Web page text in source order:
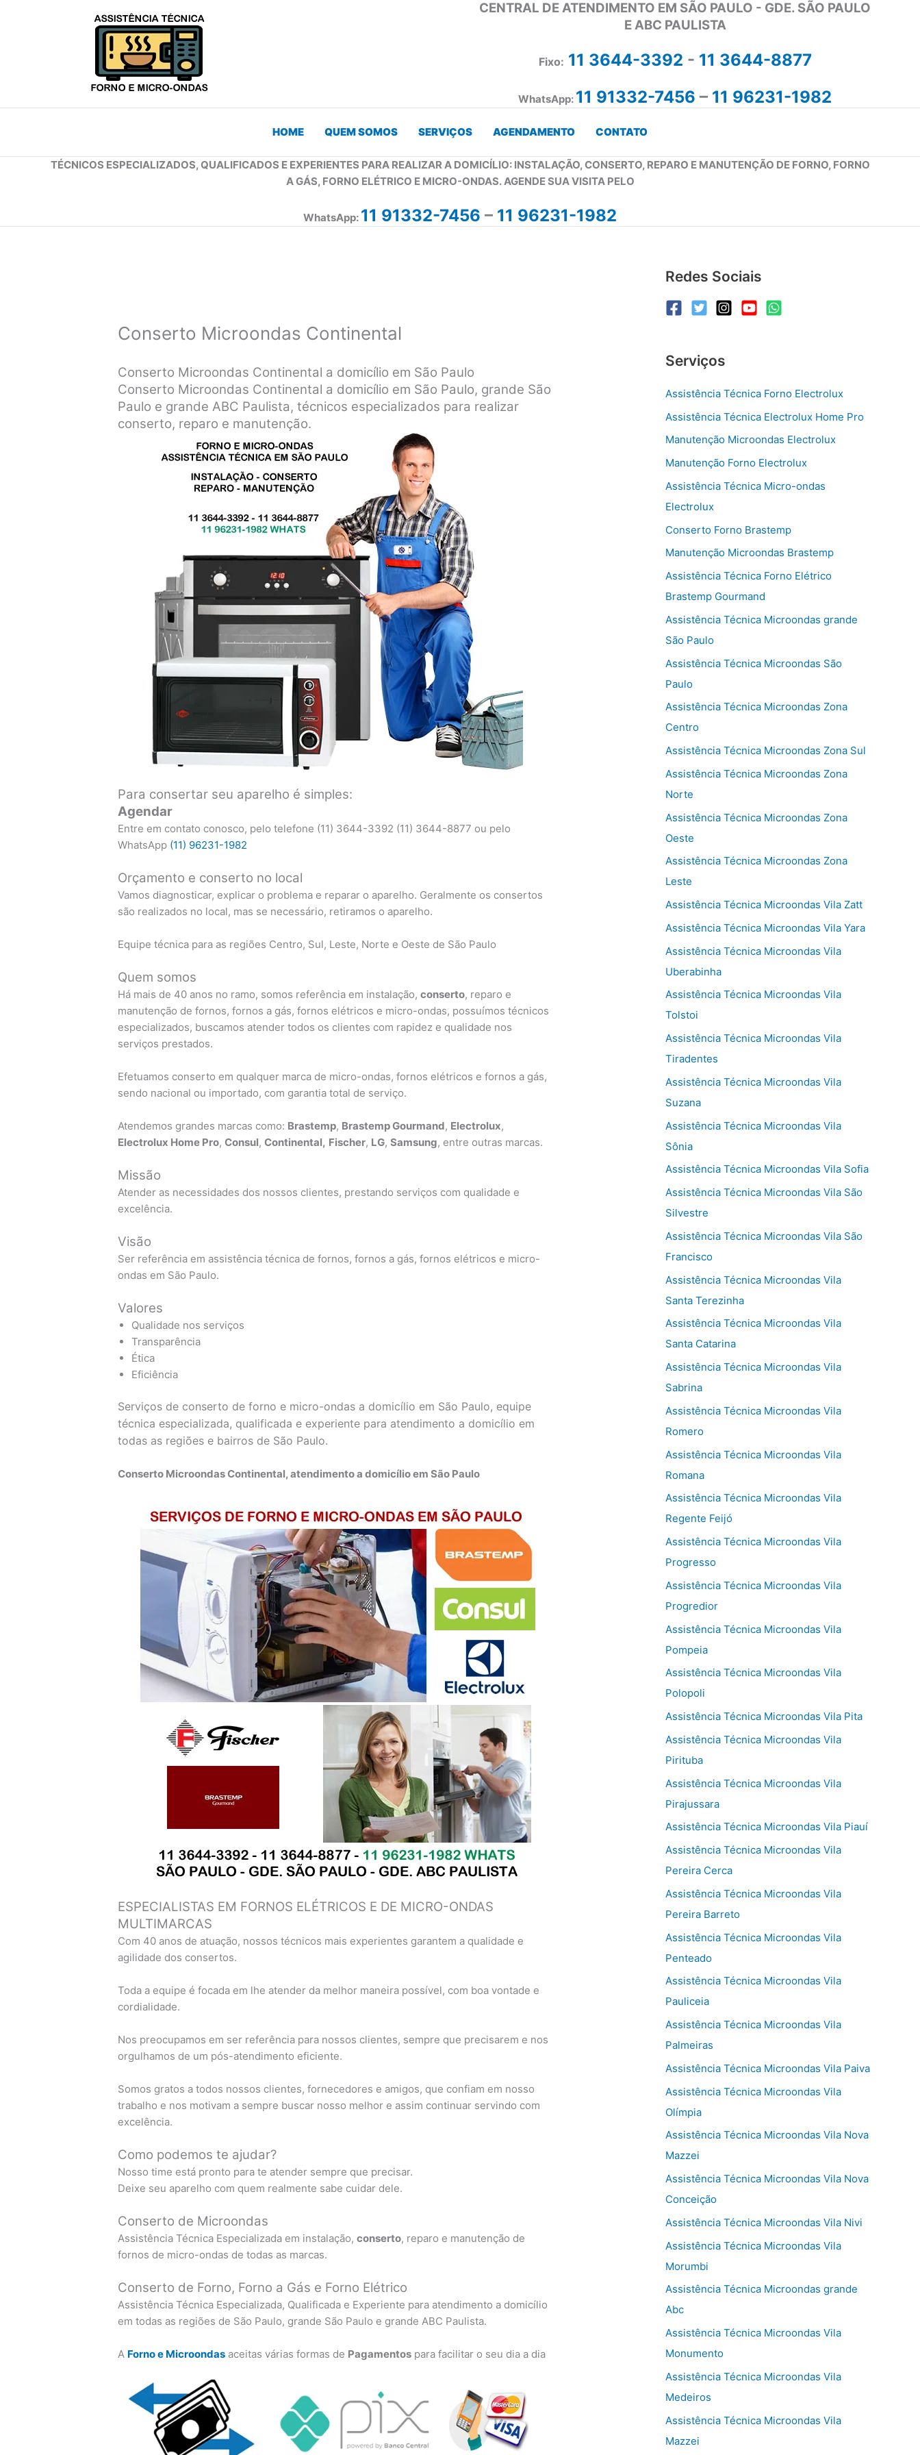
CENTRAL DE ATENDIMENTO EM SÃO PAULO - GDE. SÃO PAULO
E ABC PAULISTA
Fixo: 11 3644-3392 - 11 3644-8877
WhatsApp: 11 91332-7456 – 11 96231-1982
HOME QUEM SOMOS SERVIÇOS AGENDAMENTO CONTATO
TÉCNICOS ESPECIALIZADOS, QUALIFICADOS E EXPERIENTES PARA REALIZAR A DOMICÍLIO: INSTALAÇÃO, CONSERTO, REPARO E MANUTENÇÃO DE FORNO, FORNO
A GÁS, FORNO ELÉTRICO E MICRO-ONDAS. AGENDE SUA VISITA PELO
WhatsApp: 11 91332-7456 – 11 96231-1982
Conserto Microondas Continental
Conserto Microondas Continental a domicílio em São Paulo
Conserto Microondas Continental a domicílio em São Paulo, grande São
Paulo e grande ABC Paulista, técnicos especializados para realizar
conserto, reparo e manutenção.
Para consertar seu aparelho é simples:
Agendar
Entre em contato conosco, pelo telefone (11) 3644-3392 (11) 3644-8877 ou pelo
WhatsApp (11) 96231-1982
Orçamento e conserto no local
Vamos diagnosticar, explicar o problema e reparar o aparelho. Geralmente os consertos
são realizados no local, mas se necessário, retiramos o aparelho.
Equipe técnica para as regiões Centro, Sul, Leste, Norte e Oeste de São Paulo
Quem somos
Há mais de 40 anos no ramo, somos referência em instalação,conserto, reparo e
manutenção de fornos, fornos a gás, fornos elétricos e micro-ondas, possuímos técnicos
especializados, buscamos atender todos os clientes com rapidez e qualidade nos
serviços prestados.
Efetuamos conserto em qualquer marca de micro-ondas, fornos elétricos e fornos a gás,
sendo nacional ou importado, com garantia total de serviço.
Atendemos grandes marcas como: Brastemp, Brastemp Gourmand, Electrolux,
Electrolux Home Pro,Consul,Continental, Fischer, LG,Samsung, entre outras marcas.
Missão
Atender as necessidades dos nossos clientes, prestando serviços com qualidade e
excelência.
Visão
Ser referência em assistência técnica de fornos, fornos a gás, fornos elétricos e micro-
ondas em São Paulo.
Valores
Qualidade nos serviços
Transparência
Ética
Eficiência
Serviços de conserto de forno e micro-ondas a domicílio em São Paulo, equipe
técnica especializada, qualificada e experiente para atendimento a domicílio em
todas as regiões e bairros de São Paulo.
Conserto Microondas Continental, atendimento a domicílio em São Paulo
ESPECIALISTAS EM FORNOS ELÉTRICOS E DE MICRO-ONDAS
MULTIMARCAS
Com 40 anos de atuação, nossos técnicos mais experientes garantem a qualidade e
agilidade dos consertos.
Toda a equipe é focada em lhe atender da melhor maneira possível, com boa vontade e
cordialidade.
Nos preocupamos em ser referência para nossos clientes, sempre que precisarem e nos
orgulhamos de um pós-atendimento eficiente.
Somos gratos a todos nossos clientes, fornecedores e amigos, que confiam em nosso
trabalho e nos motivam a sempre buscar nosso melhor e assim continuar servindo com
excelência.
Como podemos te ajudar?
Nosso time está pronto para te atender sempre que precisar.
Deixe seu aparelho com quem realmente sabe cuidar dele.
Conserto de Microondas
Assistência Técnica Especializada em instalação,conserto, reparo e manutenção de
fornos de micro-ondas de todas as marcas.
Conserto de Forno, Forno a Gás e Forno Elétrico
Assistência Técnica Especializada, Qualificada e Experiente para atendimento a domicílio
em todas as regiões de São Paulo, grande São Paulo e grande ABC Paulista.
A Forno e Microondas aceitas várias formas de Pagamentos para facilitar o seu dia a dia
Redes Sociais
Serviços
Assistência Técnica Forno Electrolux
Assistência Técnica Electrolux Home Pro
Manutenção Microondas Electrolux
Manutenção Forno Electrolux
Assistência Técnica Micro-ondas
Electrolux
Conserto Forno Brastemp
Manutenção Microondas Brastemp
Assistência Técnica Forno Elétrico
Brastemp Gourmand
Assistência Técnica Microondas grande
São Paulo
Assistência Técnica Microondas São
Paulo
Assistência Técnica Microondas Zona
Centro
Assistência Técnica Microondas Zona Sul
Assistência Técnica Microondas Zona
Norte
Assistência Técnica Microondas Zona
Oeste
Assistência Técnica Microondas Zona
Leste
Assistência Técnica Microondas Vila Zatt
Assistência Técnica Microondas Vila Yara
Assistência Técnica Microondas Vila
Uberabinha
Assistência Técnica Microondas Vila
Tolstoi
Assistência Técnica Microondas Vila
Tiradentes
Assistência Técnica Microondas Vila
Suzana
Assistência Técnica Microondas Vila
Sônia
Assistência Técnica Microondas Vila Sofia
Assistência Técnica Microondas Vila São
Silvestre
Assistência Técnica Microondas Vila São
Francisco
Assistência Técnica Microondas Vila
Santa Terezinha
Assistência Técnica Microondas Vila
Santa Catarina
Assistência Técnica Microondas Vila
Sabrina
Assistência Técnica Microondas Vila
Romero
Assistência Técnica Microondas Vila
Romana
Assistência Técnica Microondas Vila
Regente Feijó
Assistência Técnica Microondas Vila
Progresso
Assistência Técnica Microondas Vila
Progredior
Assistência Técnica Microondas Vila
Pompeia
Assistência Técnica Microondas Vila
Polopoli
Assistência Técnica Microondas Vila Pita
Assistência Técnica Microondas Vila
Pirituba
Assistência Técnica Microondas Vila
Pirajussara
Assistência Técnica Microondas Vila Piauí
Assistência Técnica Microondas Vila
Pereira Cerca
Assistência Técnica Microondas Vila
Pereira Barreto
Assistência Técnica Microondas Vila
Penteado
Assistência Técnica Microondas Vila
Pauliceia
Assistência Técnica Microondas Vila
Palmeiras
Assistência Técnica Microondas Vila Paiva
Assistência Técnica Microondas Vila
Olímpia
Assistência Técnica Microondas Vila Nova
Mazzei
Assistência Técnica Microondas Vila Nova
Conceição
Assistência Técnica Microondas Vila Nivi
Assistência Técnica Microondas Vila
Morumbi
Assistência Técnica Microondas grande
Abc
Assistência Técnica Microondas Vila
Monumento
Assistência Técnica Microondas Vila
Medeiros
Assistência Técnica Microondas Vila
Mazzei